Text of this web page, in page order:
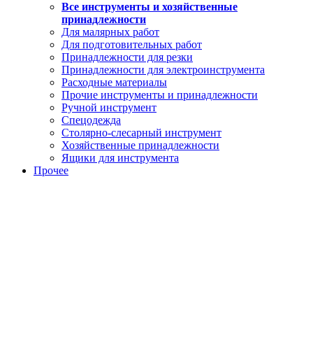
Все инструменты и хозяйственные
принадлежности
Для малярных работ
Для подготовительных работ
Принадлежности для резки
Принадлежности для электроинструмента
Расходные материалы
Прочие инструменты и принадлежности
Ручной инструмент
Спецодежда
Столярно-слесарный инструмент
Хозяйственные принадлежности
Ящики для инструмента
Прочее